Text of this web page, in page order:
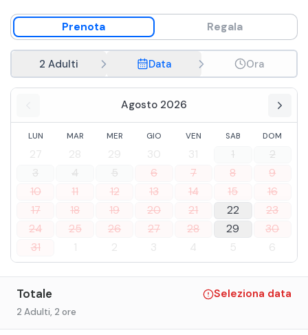
Prenota Regala
2 Adulti Data Ora
Agosto 2026
LUN MAR MER GIO VEN SAB DOM
27 28 29 30 31 1
2
3
4 5 6 7 8
9
10
11 12 13 14 15
16
17
18 19 20 21 22
23
24
25 26 27 28 29
30
31
1 2 3 4 5 6
Totale Seleziona data
2 Adulti, 2 ore